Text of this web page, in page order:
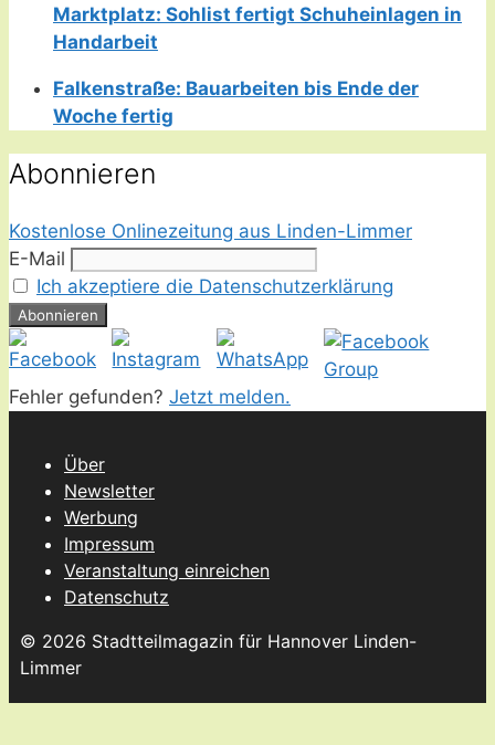
Marktplatz: Sohlist fertigt Schuheinlagen in
Handarbeit
Falkenstraße: Bauarbeiten bis Ende der
Woche fertig
Abonnieren
Kostenlose Onlinezeitung aus Linden-Limmer
E-Mail
Ich akzeptiere die Datenschutzerklärung
Fehler gefunden? Jetzt melden.
Über
Newsletter
Werbung
Impressum
Veranstaltung einreichen
Datenschutz
© 2026 Stadtteilmagazin für Hannover Linden-
Limmer